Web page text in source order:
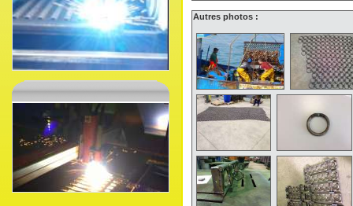
Autres photos :